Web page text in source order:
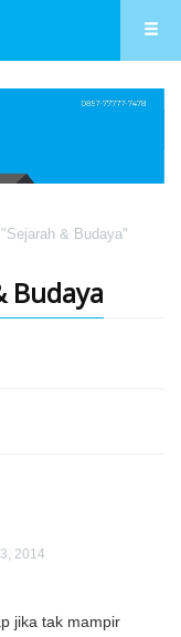
& Budaya"
Budaya
2014
jika tak mampir